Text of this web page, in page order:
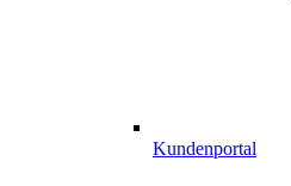
Kundenportal